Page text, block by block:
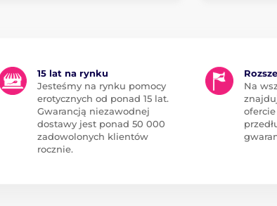
15 lat na rynku
Jesteśmy na rynku pomocy
erotycznych od ponad 15 lat.
Gwarancją niezawodnej
dostawy jest ponad 50 000
zadowolonych klientów
rocznie.
Na